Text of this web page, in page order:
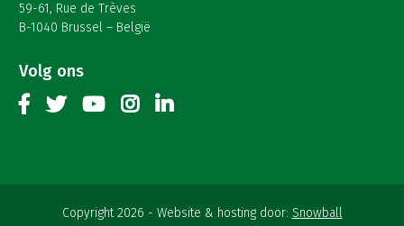
59-61, Rue de Trèves
B-1040 Brussel – België
Volg ons
Copyright 2026 Website & hosting door: Snowball